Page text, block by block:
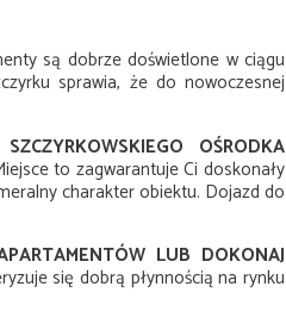
są dobrze doświetlone w ciągu
sprawia, że do nowoczesnej
OŚRODKA
to zagwarantuje Ci doskonały
charakter obiektu. Dojazd do
LUB DOKONAJ
się dobrą płynnością na rynku